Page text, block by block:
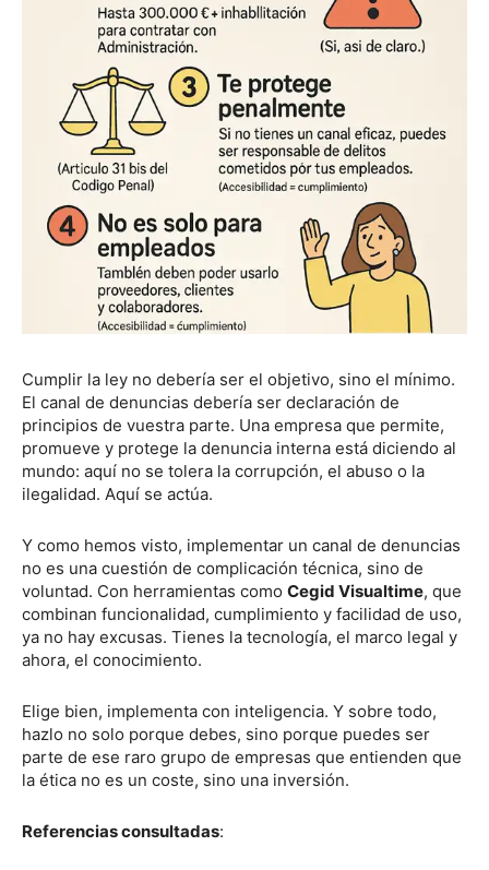
Cumplir la ley no debería ser el objetivo, sino el mínimo.
El canal de denuncias debería ser declaración de
principios de vuestra parte. Una empresa que permite,
promueve y protege la denuncia interna está diciendo al
mundo: aquí no se tolera la corrupción, el abuso o la
ilegalidad. Aquí se actúa.
Y como hemos visto, implementar un canal de denuncias
no es una cuestión de complicación técnica, sino de
voluntad. Con herramientas como Cegid Visualtime, que
combinan funcionalidad, cumplimiento y facilidad de uso,
ya no hay excusas. Tienes la tecnología, el marco legal y
ahora, el conocimiento.
Elige bien, implementa con inteligencia. Y sobre todo,
hazlo no solo porque debes, sino porque puedes ser
parte de ese raro grupo de empresas que entienden que
la ética no es un coste, sino una inversión.
Referencias consultadas: